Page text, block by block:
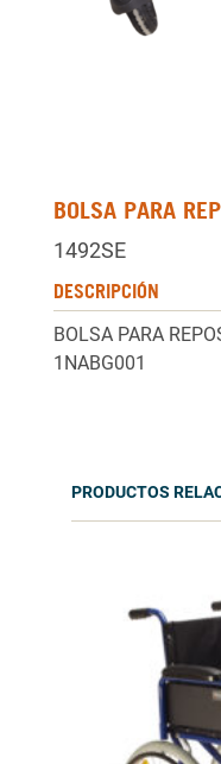
BOLSA PARA
1492SE
DESCRIPCIÓN
BOLSA PARA
1NABG001
PRODUCTOS